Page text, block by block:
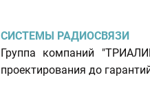
СИСТЕМЫ РАДИОСВЯЗИ
Группа компаний
проектирования до